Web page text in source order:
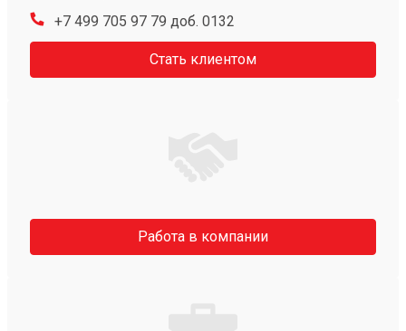
+7 499 705 97 79 доб. 0132
Стать клиентом
Работа в компании